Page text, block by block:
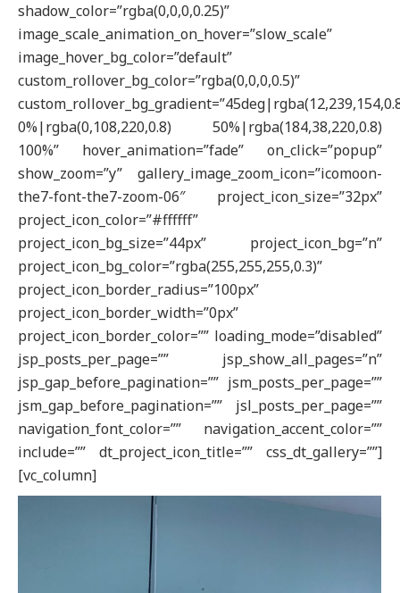
shadow_color=”rgba(0,0,0,0.25)”
image_scale_animation_on_hover=”slow_scale”
image_hover_bg_color=”default”
custom_rollover_bg_color=”rgba(0,0,0,0.5)”
0%|rgba(0,108,220,0.8) 50%|rgba(184,38,220,0.8)
100%” hover_animation=”fade” on_click=”popup”
show_zoom=”y” gallery_image_zoom_icon=”icomoon-
the7-font-the7-zoom-06″ project_icon_size=”32px”
project_icon_color=”#ffffff”
project_icon_bg_size=”44px” project_icon_bg=”n”
project_icon_bg_color=”rgba(255,255,255,0.3)”
project_icon_border_radius=”100px”
project_icon_border_width=”0px”
project_icon_border_color=”” loading_mode=”disabled”
jsp_posts_per_page=”” jsp_show_all_pages=”n”
jsp_gap_before_pagination=”” jsm_posts_per_page=””
jsm_gap_before_pagination=”” jsl_posts_per_page=””
navigation_font_color=”” navigation_accent_color=””
include=”” dt_project_icon_title=”” css_dt_gallery=””]
[vc_column]